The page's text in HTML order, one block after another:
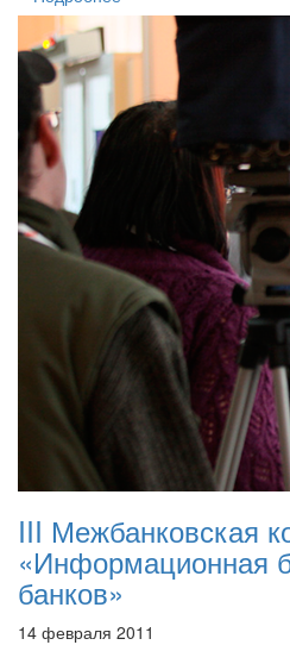
III Межбанковская
«Информационная
банков»
14 февраля 2011